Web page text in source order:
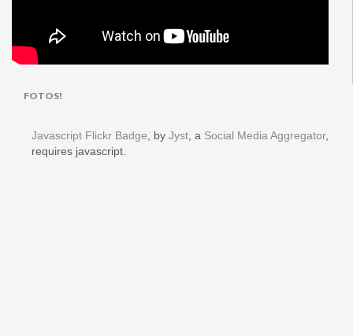
FOTOS!
Javascript Flickr Badge , by Jyst , a Social Media Aggregator,
requires javascript.